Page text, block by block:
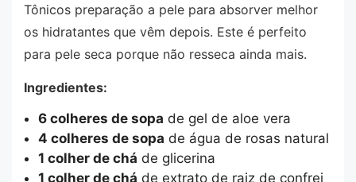
Tônicos preparação a pele para absorver melhor
os hidratantes que vêm depois. Este é perfeito
para pele seca porque não resseca ainda mais.
Ingredientes:
6 colheres de sopa de gel de aloe vera
4 colheres de sopa de água de rosas natural
1 colher de chá de glicerina
1 colher de chá de extrato de raiz de confrei